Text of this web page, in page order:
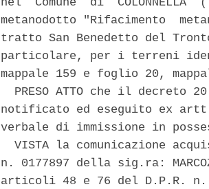
nel  Comune  di
metanodotto "Rifacimento
tratto San Benedetto del
particolare, per i terreni
mappale 159 e foglio 20,
PRESO ATTO che il decreto
notificato ed eseguito ex
verbale di immissione in
VISTA la comunicazione
n. 0177897 della sig.ra:
articoli 48 e 76 del D.P.R.